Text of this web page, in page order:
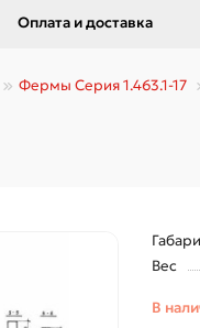
Оплата и доставка
Фермы Серия 1.463.1-17
Вес
В